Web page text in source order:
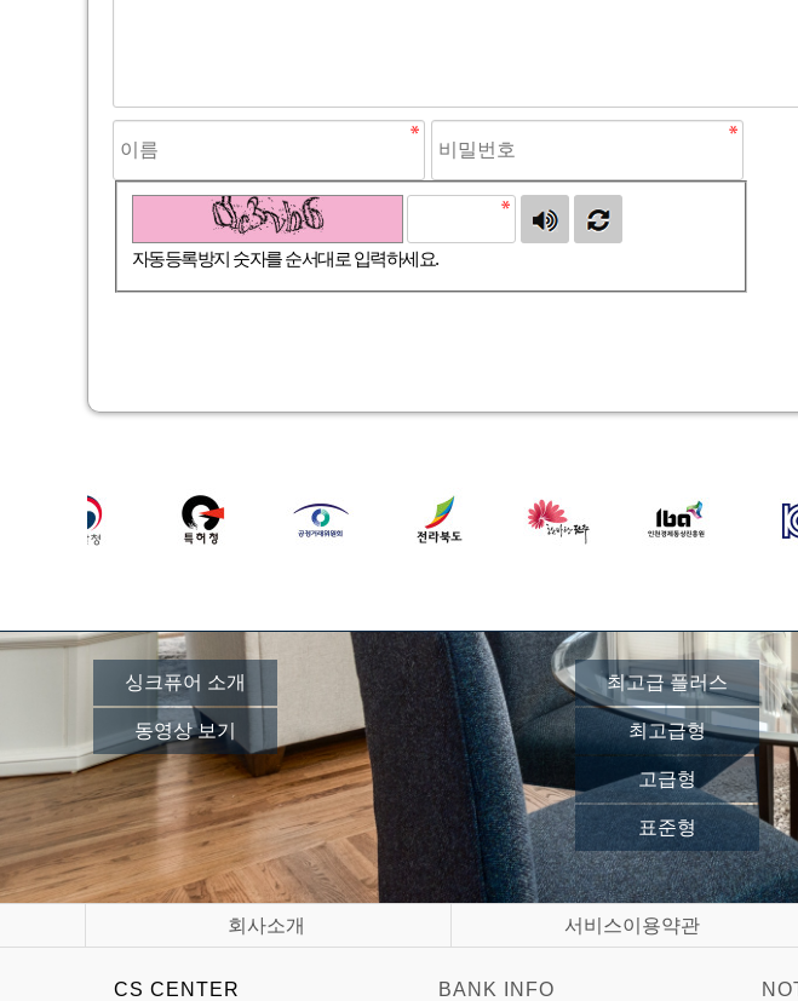
자동등록방지 숫자를 순서대로 입력하세요.
싱크퓨어 소개
동영상 보기
최고급 플러스
최고급형
고급형
표준형
회사소개 서비스이용약관
CS CENTER BANK INFO